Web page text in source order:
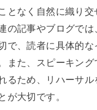
となく自然に織り交
の記事やブログでは
で、読者に具体的な
また、スピーキン
るため、リハーサ
が大切です。